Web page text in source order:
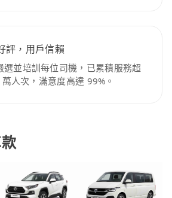
評，用戶信賴
選並培訓每位司機，已累積服務超
人次，滿意度高達 99%。